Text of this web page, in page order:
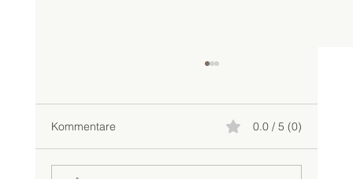
Kommentare 0.0 / 5 (0)